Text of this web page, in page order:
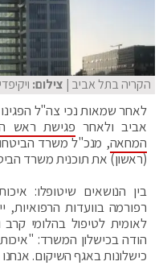
הקריה בתל אביב | צילום:
לאחר שמאות נכי צה"ל
אביב ולאחר פגישת ראש
המחאה, מנכ"ל משרד
(ראשון) את תוכנית משרד
בין הנושאים שיטופלו:
רפורמה בוועדות הרפואיות,
לאומית לטיפול בהלומי
הודה בכישלון המשרד:
כישלונות באגף השיקום.